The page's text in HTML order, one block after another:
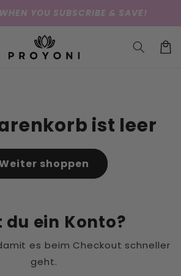
YOU SUBSCRIBE & SAVE!
ist leer
shoppen
du ein Konto?
es beim Checkout schneller
geht.